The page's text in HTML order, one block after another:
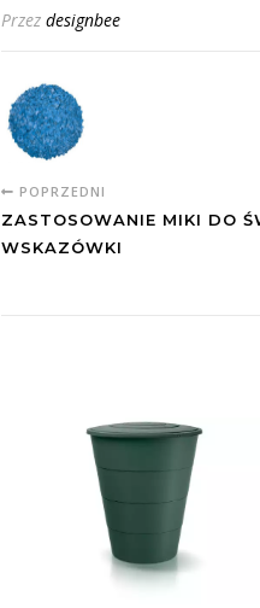
Przez designbee
POPRZEDNI
ZASTOSOWANIE MIKI DO
WSKAZÓWKI